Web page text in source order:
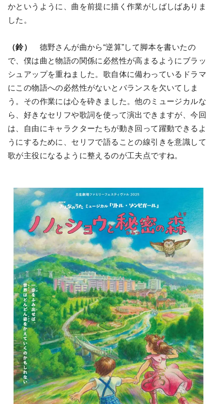
かというように、曲を前提に描く作業がしばしばありま
した。
（鈴）
德野さんが曲から“逆算”して脚本を書いたの
で、僕は曲と物語の関係に必然性が高まるようにブラッ
シュアップを重ねました。歌自体に備わっているドラマ
にこの物語への必然性がないとバランスを欠いてしま
う。その作業には心を砕きました。他のミュージカルな
ら、好きなセリフや歌詞を使って演出できますが、今回
は、自由にキャラクターたちが動き回って躍動できるよ
うにするために、セリフで語ることの線引きを意識して
歌が主役になるように整えるのが工夫点ですね。